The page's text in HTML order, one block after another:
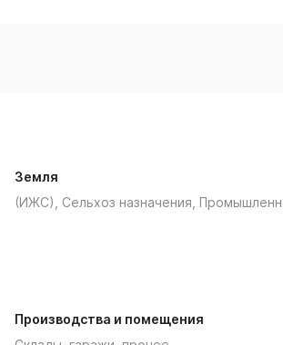
Земля
(ИЖС), Сельхоз назначения,
Производства и помещения